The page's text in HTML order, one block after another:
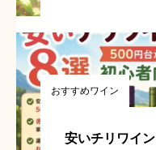
おすすめワイン
安いチリワイ